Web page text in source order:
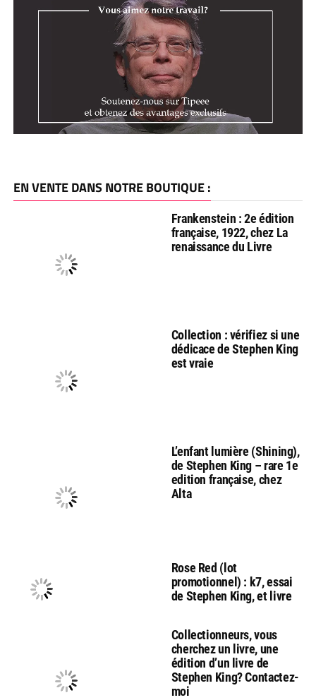
EN VENTE DANS NOTRE BOUTIQUE :
Frankenstein : 2e édition
française, 1922, chez La
renaissance du Livre
Collection : vérifiez si une
dédicace de Stephen King
est vraie
L’enfant lumière (Shining),
de Stephen King – rare 1e
edition française, chez
Alta
Rose Red (lot
promotionnel) : k7, essai
de Stephen King, et livre
Collectionneurs, vous
cherchez un livre, une
édition d’un livre de
Stephen King? Contactez-
moi